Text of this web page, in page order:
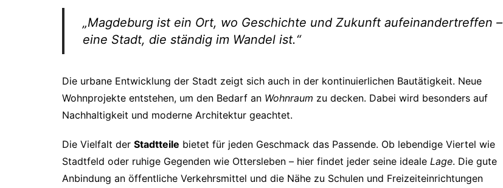
„Magdeburg ist ein Ort, wo Geschichte und Zukunft aufeinandertreffen –
eine Stadt, die ständig im Wandel ist.“
Die urbane Entwicklung der Stadt zeigt sich auch in der kontinuierlichen Bautätigkeit. Neue
Wohnprojekte entstehen, um den Bedarf an Wohnraum zu decken. Dabei wird besonders auf
Nachhaltigkeit und moderne Architektur geachtet.
Die Vielfalt der Stadtteile bietet für jeden Geschmack das Passende. Ob lebendige Viertel wie
Stadtfeld oder ruhige Gegenden wie Ottersleben – hier findet jeder seine ideale Lage. Die gute
Anbindung an öffentliche Verkehrsmittel und die Nähe zu Schulen und Freizeiteinrichtungen